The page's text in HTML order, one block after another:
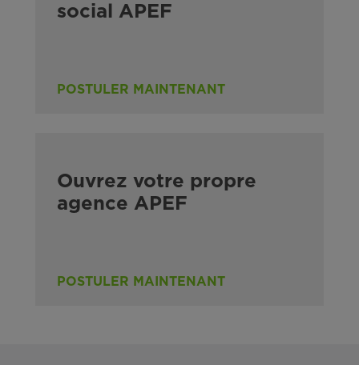
social APEF
POSTULER MAINTENANT
Ouvrez votre propre
agence APEF
POSTULER MAINTENANT